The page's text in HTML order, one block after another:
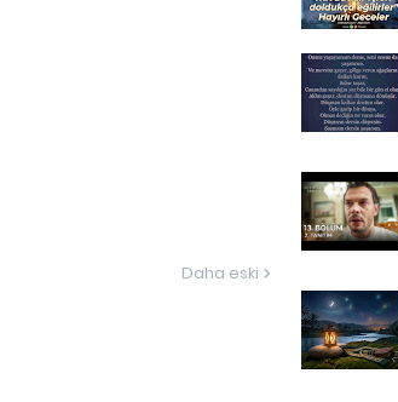
Daha eski